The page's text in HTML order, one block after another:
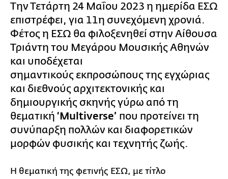
Την Τετάρτη 24 Μαΐου 2023 η ημερίδα ΕΣΩ
επιστρέφει, για 11η συνεχόμενη χρονιά.
Φέτος η EΣΩ θα φιλοξενηθεί στην Αίθουσα
Τριάντη του Μεγάρου Μουσικής Αθηνών
και υποδέχεται
σημαντικούς εκπροσώπους της εγχώριας
και διεθνούς αρχιτεκτονικής και
δημιουργικής σκηνής γύρω από τη
θεματική ‘Multiverse’ που προτείνει τη
συνύπαρξη πολλών και διαφορετικών
μορφών φυσικής και τεχνητής ζωής.
Η θεματική της φετινής ΕΣΩ, με τίτλο